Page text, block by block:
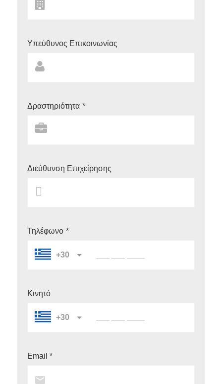
Υπεύθυνος Επικοινωνίας
Δραστηριότητα *
Διεύθυνση Επιχείρησης
Τηλέφωνο *
+30
Κινητό
+30
Email *